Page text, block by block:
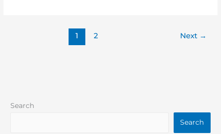
1 2 Next →
Search
Search